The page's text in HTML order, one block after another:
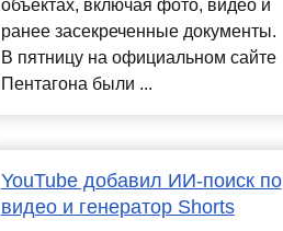
объектах, включая фото, видео и
ранее засекреченные документы.
В пятницу на официальном сайте
Пентагона были ...
YouTube добавил ИИ-поиск по
видео и генератор Shorts